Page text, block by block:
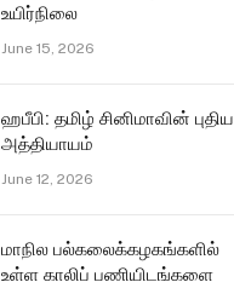
உயிர்நிலை
June 15, 2026
ஹபீபி: தமிழ் சினிமாவின் புதிய
அத்தியாயம்
June 12, 2026
மாநில பல்கலைக்கழகங்களில்
உள்ள காலிப் பணியிடங்களை